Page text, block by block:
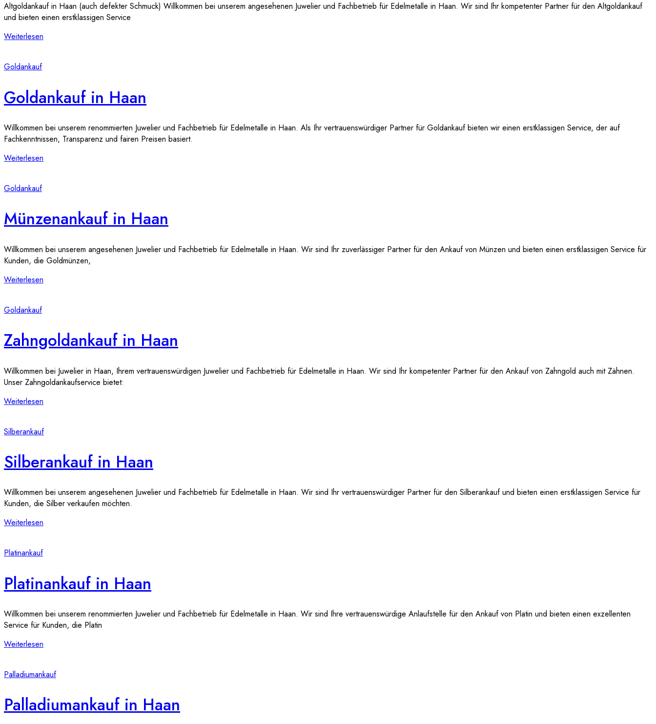
Altgoldankauf in Haan (auch defekter Schmuck) Willkommen bei unserem angesehenen Juwelier und Fachbetrieb für Edelmetalle in Haan. Wir sind Ihr kompetenter Partner für den Altgoldankauf
und bieten einen erstklassigen Service
Weiterlesen
Goldankauf
Goldankauf in Haan
Willkommen bei unserem renommierten Juwelier und Fachbetrieb für Edelmetalle in Haan. Als Ihr vertrauenswürdiger Partner für Goldankauf bieten wir einen erstklassigen Service, der auf
Fachkenntnissen, Transparenz und fairen Preisen basiert.
Weiterlesen
Goldankauf
Münzenankauf in Haan
Willkommen bei unserem angesehenen Juwelier und Fachbetrieb für Edelmetalle in Haan. Wir sind Ihr zuverlässiger Partner für den Ankauf von Münzen und bieten einen erstklassigen Service für
Kunden, die Goldmünzen,
Weiterlesen
Goldankauf
Zahngoldankauf in Haan
Willkommen bei Juwelier in Haan, Ihrem vertrauenswürdigen Juwelier und Fachbetrieb für Edelmetalle in Haan. Wir sind Ihr kompetenter Partner für den Ankauf von Zahngold auch mit Zähnen.
Unser Zahngoldankaufservice bietet:
Weiterlesen
Silberankauf
Silberankauf in Haan
Willkommen bei unserem angesehenen Juwelier und Fachbetrieb für Edelmetalle in Haan. Wir sind Ihr vertrauenswürdiger Partner für den Silberankauf und bieten einen erstklassigen Service für
Kunden, die Silber verkaufen möchten.
Weiterlesen
Platinankauf
Platinankauf in Haan
Willkommen bei unserem renommierten Juwelier und Fachbetrieb für Edelmetalle in Haan. Wir sind Ihre vertrauenswürdige Anlaufstelle für den Ankauf von Platin und bieten einen exzellenten
Service für Kunden, die Platin
Weiterlesen
Palladiumankauf
Palladiumankauf in Haan